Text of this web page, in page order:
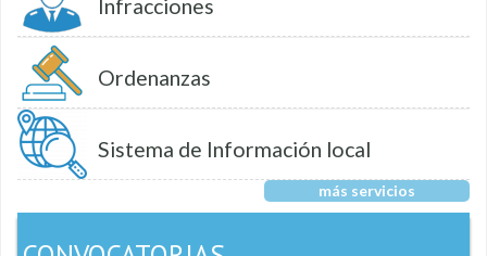
Infracciones
Ordenanzas
Sistema de Información local
más servicios